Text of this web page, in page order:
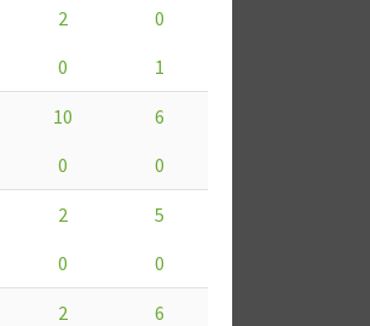
2
0
0 1
10
6
0 0
2
5
0 0
2
6